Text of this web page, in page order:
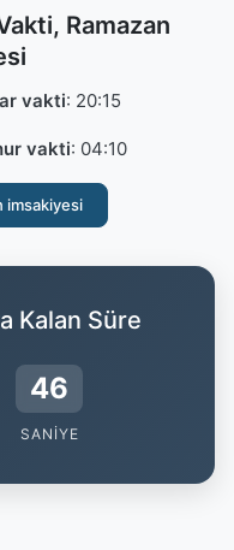
Ramazan
vakti: 20:15
vakti: 04:10
imsakiyesi
Kalan Süre
45
SANIYE